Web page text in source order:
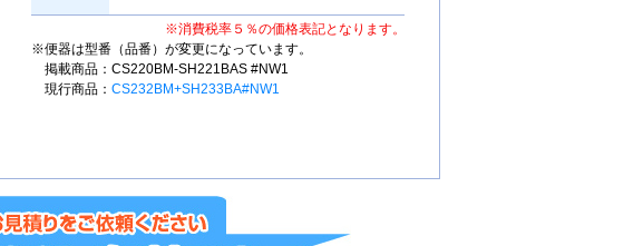
※消費税率５％の価格表記となります。
※便器は型番（品番）が変更になっています。
掲載商品：CS220BM-SH221BAS #NW1
現行商品： CS232BM+SH233BA#NW1